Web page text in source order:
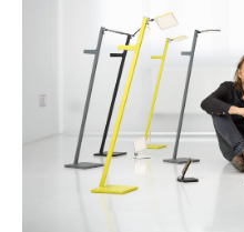
Pièces détachées
... voir tous les
Luminaires
Suspensions &